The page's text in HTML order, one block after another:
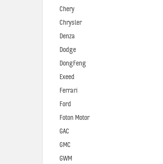
Chery
Chrysler
Denza
Dodge
DongFeng
Exeed
Ferrari
Ford
Foton Motor
GAC
GMC
GWM